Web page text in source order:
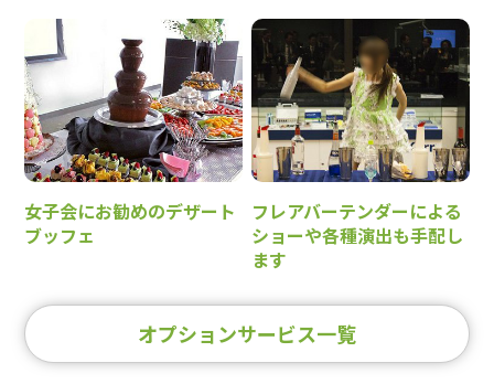
女子会にお勧めのデザート
ブッフェ
フレアバーテンダーによる
ショーや各種演出も手配し
ます
オプションサービス一覧